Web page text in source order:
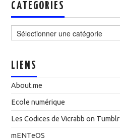
CATÉGORIES
LIENS
About.me
Ecole numérique
Les Codices de Vicrabb on Tumblr
mENTeOS